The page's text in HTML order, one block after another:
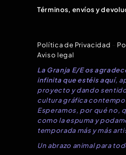
Términos, envíos y
Política de Privacidad
Aviso legal
La Granja E/E os
infinita que estéis aquí,
proyecto y dando
cultura gráfica
Esperamos, por qué no,
como la espuma y
temporada más y más
Un abrazo animal para